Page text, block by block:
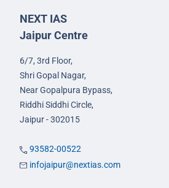
NEXT IAS
Jaipur Centre
6/7, 3rd Floor,
Shri Gopal Nagar,
Near Gopalpura Bypass,
Riddhi Siddhi Circle,
Jaipur - 302015
93582-00522
infojaipur@nextias.com